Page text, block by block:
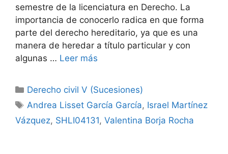
semestre de la licenciatura en Derecho. La
importancia de conocerlo radica en que forma
parte del derecho hereditario, ya que es una
manera de heredar a título particular y con
algunas … Leer más
Categorías
Derecho civil V (Sucesiones)
Etiquetas
Andrea Lisset García García, Israel Martínez
Vázquez, SHLI04131, Valentina Borja Rocha